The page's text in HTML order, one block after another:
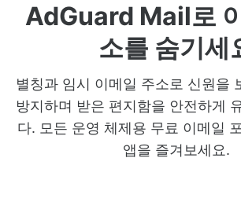
AdGuard Mail로
소를 숨기세
별칭과 임시 이메일 주소로 신원을
방지하며 받은 편지함을 안전하게
다. 모든 운영 체제용 무료 이메일
앱을 즐겨보세요.